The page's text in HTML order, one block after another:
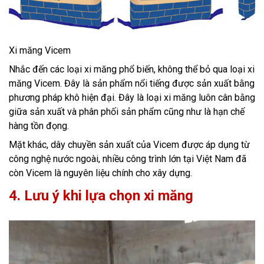
Xi măng Vicem
Nhắc đến các loại xi măng phổ biến, không thể bỏ qua loại xi
măng Vicem. Đây là sản phẩm nổi tiếng được sản xuất bằng
phương pháp khô hiện đại. Đây là loại xi măng luôn cân bằng
giữa sản xuất và phân phối sản phẩm cũng như là hạn chế
hàng tồn đọng.
Mặt khác, dây chuyền sản xuất của Vicem được áp dụng từ
công nghệ nước ngoài, nhiều công trình lớn tại Việt Nam đã
còn Vicem là nguyên liệu chính cho xây dựng.
4. Lưu ý khi lựa chọn xi măng